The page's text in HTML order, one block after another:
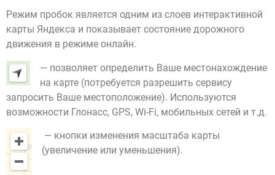
Режим пробок является одним из слоев интерактивной
карты Яндекса и показывает состояние дорожного
движения в режиме онлайн.
— позволяет определить Ваше местонахождение
на карте (потребуется разрешить сервису
запросить Ваше местоположение). Используются
возможности Глонасс, GPS, Wi-Fi, мобильных сетей и т.д.
— кнопки изменения масштаба карты
(увеличение или уменьшения).